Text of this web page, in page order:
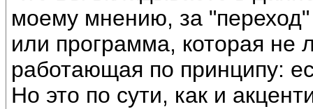
моему мнению, за "переход"
или программа, которая не
работающая по принципу:
Но это по сути, как и